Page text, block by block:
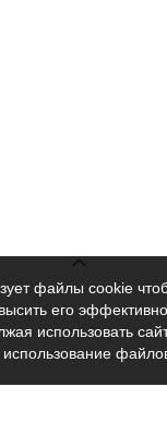
сайт от vigbo
файлы cookie
его
использовать